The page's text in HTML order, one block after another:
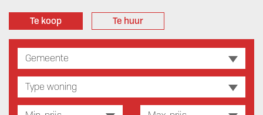
Gemeente
Type woning
Te koop Te huur